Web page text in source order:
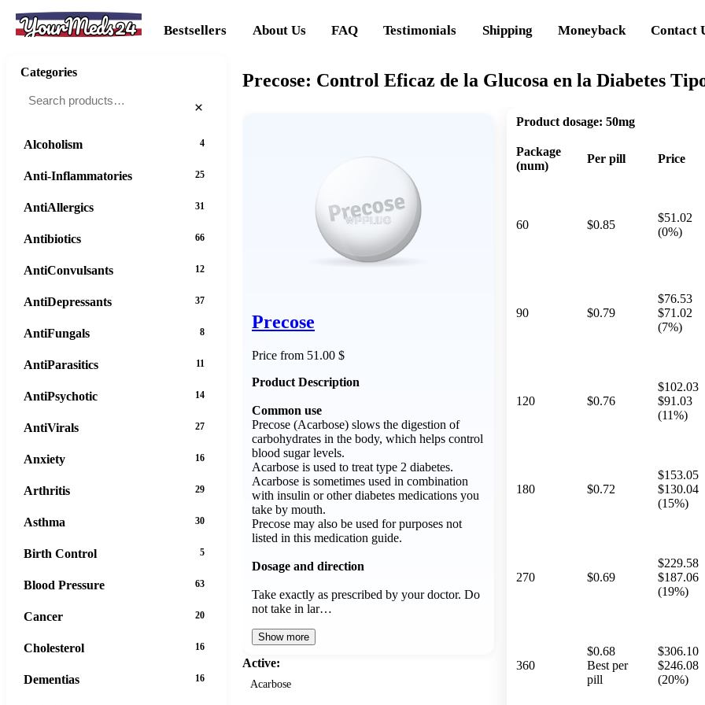
YourMeds24 Bestsellers About Us FAQ Testimonials Shipping Moneyback Contact
Precose: Control Eficaz de la Glucosa en la Diabetes
Precose
Price from 51.00 $
Product Description
Common use
Precose (Acarbose) slows the digestion of
carbohydrates in the body, which helps control
blood sugar levels.
Acarbose is used to treat type 2 diabetes.
Acarbose is sometimes used in combination
with insulin or other diabetes medications you
take by mouth.
Precose may also be used for purposes not
listed in this medication guide.
Dosage and direction
Take exactly as prescribed by your doctor. Do
not take in lar…
Show more
Active:
Acarbose
Product dosage: 50mg
Package
(num)
Per pill Price
60 $0.85
$51.02
(0%)
90 $0.79
$76.53
$71.02
(7%)
120 $0.76
$102.03
$91.03
(11%)
180 $0.72
$153.05
$130.04
(15%)
270 $0.69
$229.58
$187.06
(19%)
360
$0.68
Best per
pill
$306.10
$246.08
(20%)
Categories
×
Alcoholism 4
Anti-Inflammatories 25
AntiAllergics 31
Antibiotics 66
AntiConvulsants 12
AntiDepressants 37
AntiFungals 8
AntiParasitics 11
AntiPsychotic 14
AntiVirals 27
Anxiety 16
Arthritis 29
Asthma 30
Birth Control 5
Blood Pressure 63
Cancer 20
Cholesterol 16
Dementias 16